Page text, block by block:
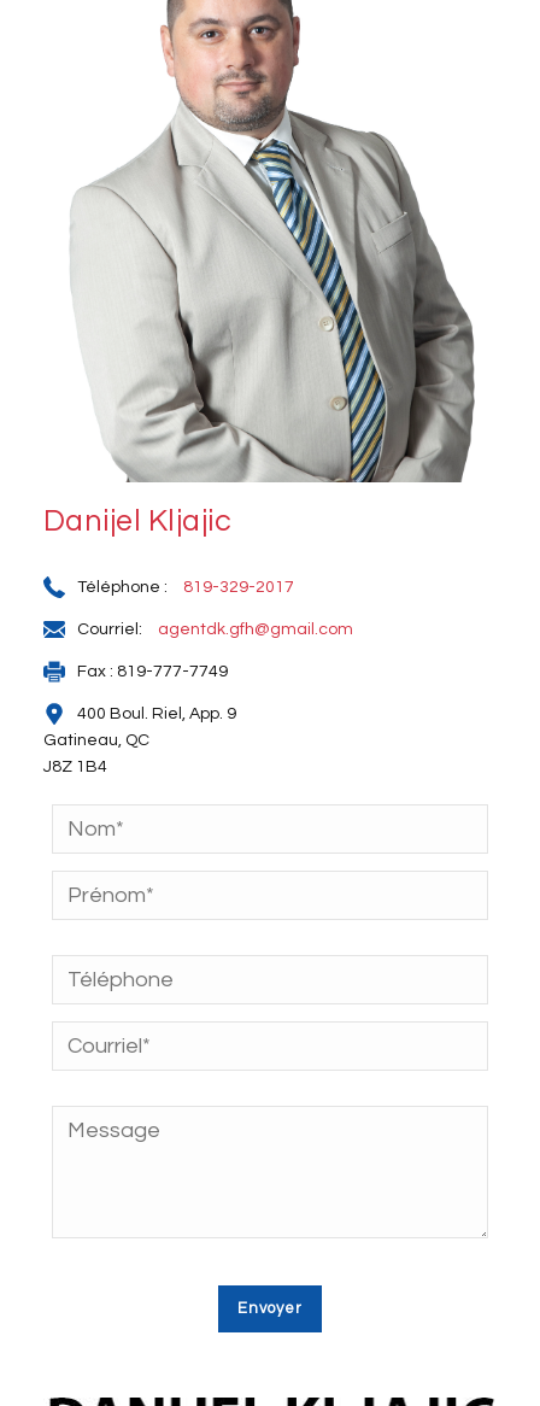
Danijel Kljajic
Téléphone : 819-329-2017
Courriel: agentdk.gfh@gmail.com
Fax : 819-777-7749
400 Boul. Riel, App. 9
Gatineau, QC
J8Z 1B4